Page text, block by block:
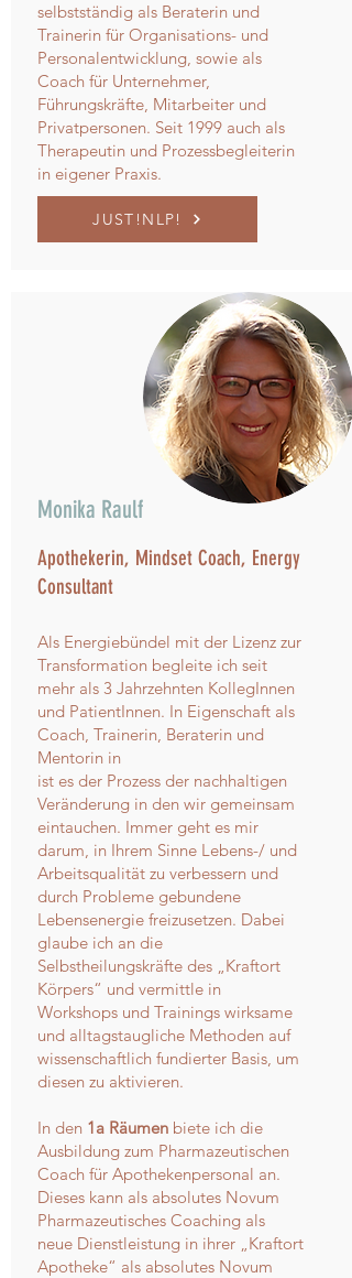
selbstständig als Beraterin und
Trainerin für Organisations- und
Personalentwicklung, sowie als
Coach für Unternehmer,
Führungskräfte, Mitarbeiter und
Privatpersonen. Seit 1999 auch als
Therapeutin und Prozessbegleiterin
in eigener Praxis.
JUST!NLP!
Monika Raulf
Apothekerin, Mindset Coach, Energy
Consultant
Als Energiebündel mit der Lizenz zur
Transformation begleite ich seit
mehr als 3 Jahrzehnten KollegInnen
und PatientInnen. In Eigenschaft als
Coach, Trainerin, Beraterin und
Mentorin in
ist es der Prozess der nachhaltigen
Veränderung in den wir gemeinsam
eintauchen. Immer geht es mir
darum, in Ihrem Sinne Lebens-/ und
Arbeitsqualität zu verbessern und
durch Probleme gebundene
Lebensenergie freizusetzen. Dabei
glaube ich an die
Selbstheilungskräfte des „Kraftort
Körpers“ und vermittle in
Workshops und Trainings wirksame
und alltagstaugliche Methoden auf
wissenschaftlich fundierter Basis, um
diesen zu aktivieren.
In den 1a Räumen biete ich die
Ausbildung zum Pharmazeutischen
Coach für Apothekenpersonal an.
Dieses kann als absolutes Novum
Pharmazeutisches Coaching als
neue Dienstleistung in ihrer „Kraftort
Apotheke“ als absolutes Novum